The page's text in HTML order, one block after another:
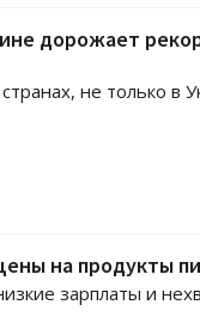
дорожает
не только в
на продукты
зарплаты и